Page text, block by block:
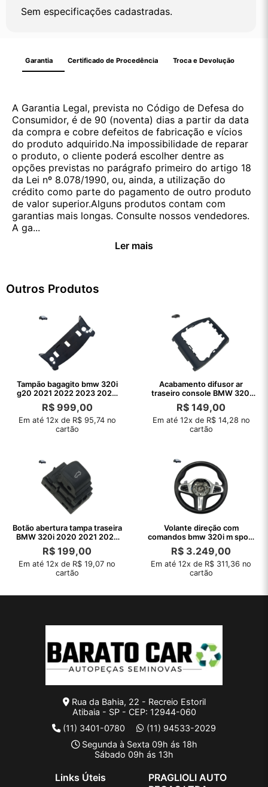
Sem especificações cadastradas.
Garantia Certificado de Procedência Troca e Devolução
A Garantia Legal, prevista no Código de Defesa do
Consumidor, é de 90 (noventa) dias a partir da data
da compra e cobre defeitos de fabricação e vícios
do produto adquirido.Na impossibilidade de reparar
o produto, o cliente poderá escolher dentre as
opções previstas no parágrafo primeiro do artigo 18
da Lei nº 8.078/1990, ou, ainda, a utilização do
crédito como parte do pagamento de outro produto
de valor superior.Alguns produtos contam com
garantias mais longas. Consulte nossos vendedores.
A ga...
Ler mais
Outros Produtos
Tampão bagagito bmw 320i
g20 2021 2022 2023 2024
2025
R$999,00
Em até 12x de R$ 95,74 no
cartão
Acabamento difusor ar
traseiro console BMW 320i
2020 2021 22
R$ 149,00
Em até 12x de R$ 14,28 no
cartão
Botão abertura tampa traseira
BMW 320i 2020 2021 2022
2023
R$ 199,00
Em até 12x de R$ 19,07 no
cartão
Volante direção com
comandos bmw 320i m sport
2021 desgaste
R$ 3.249,00
Em até 12x de R$ 311,36 no
cartão
Rua da Bahia, 22 - Recreio Estoril
Atibaia - SP - CEP: 12944-060
(11) 3401-0780
(11) 94533-2029
Segunda à Sexta 09h ás 18h
Sábado 09h ás 13h
Links Úteis
PRAGLIOLI AUTO